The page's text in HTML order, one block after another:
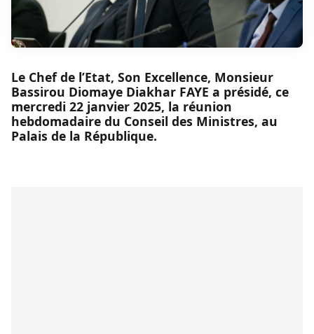
Le Chef de l’Etat, Son Excellence, Monsieur
Bassirou Diomaye Diakhar FAYE a présidé, ce
mercredi 22 janvier 2025, la réunion
hebdomadaire du Conseil des Ministres, au
Palais de la République.